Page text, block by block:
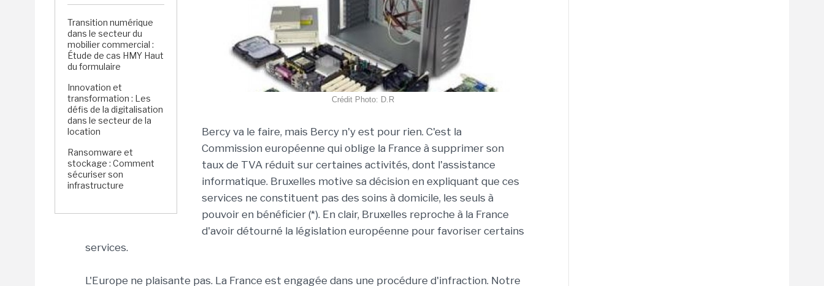
Transition numérique
dans le secteur du
mobilier commercial :
Étude de cas HMY Haut
du formulaire
Innovation et
transformation : Les
défis de la digitalisation
dans le secteur de la
location
Ransomware et
stockage : Comment
sécuriser son
infrastructure
Crédit Photo: D.R
Bercy va le faire, mais Bercy n'y est pour rien. C'est la
Commission européenne qui oblige la France à supprimer son
taux de TVA réduit sur certaines activités, dont l'assistance
informatique. Bruxelles motive sa décision en expliquant que ces
services ne constituent pas des soins à domicile, les seuls à
pouvoir en bénéficier (*). En clair, Bruxelles reproche à la France
d'avoir détourné la législation européenne pour favoriser certains
services.
L'Europe ne plaisante pas. La France est engagée dans une procédure d'infraction. Notre